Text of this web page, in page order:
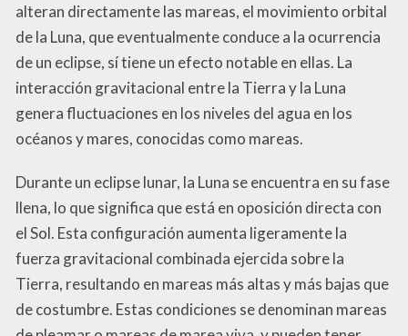
alteran directamente las mareas, el movimiento orbital
de la Luna, que eventualmente conduce a la ocurrencia
de un eclipse, sí tiene un efecto notable en ellas. La
interacción gravitacional entre la Tierra y la Luna
genera fluctuaciones en los niveles del agua en los
océanos y mares, conocidas como mareas.
Durante un eclipse lunar, la Luna se encuentra en su fase
llena, lo que significa que está en oposición directa con
el Sol. Esta configuración aumenta ligeramente la
fuerza gravitacional combinada ejercida sobre la
Tierra, resultando en mareas más altas y más bajas que
de costumbre. Estas condiciones se denominan mareas